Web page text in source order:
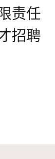
责任
招聘